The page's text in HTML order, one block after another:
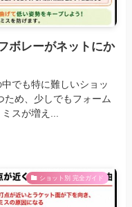
ボレーがネットにか
でも特に難しいショッ
ため、少しでもフォーム
スが増え...
ショット別 完全ガイド